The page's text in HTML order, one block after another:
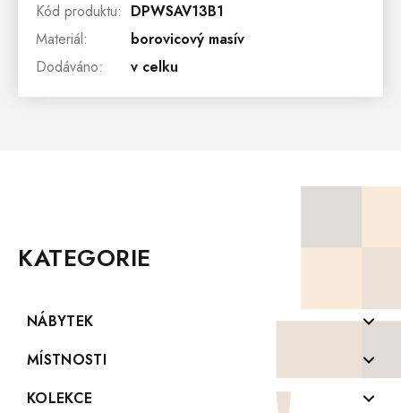
Kód produktu: DPWSAV13B1
Materiál:
borovicový masív
Dodáváno: v celku
KATEGORIE
NÁBYTEK
Komody z masivu
Konferenční stolky z masivu
MÍSTNOSTI
Koupelny
KOLEKCE